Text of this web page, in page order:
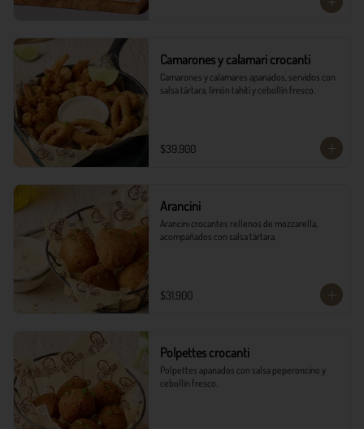
Camarones y calamari crocanti
Camarones y calamares apanados, servidos con
salsa tártara, limón tahití y cebollín fresco.
$39.900
Arancini
Arancini crocantes rellenos de mozzarella,
acompañados con salsa tártara.
$31.900
Polpettes crocanti
Polpettes apanados con salsa peperoncino y
cebollín fresco.